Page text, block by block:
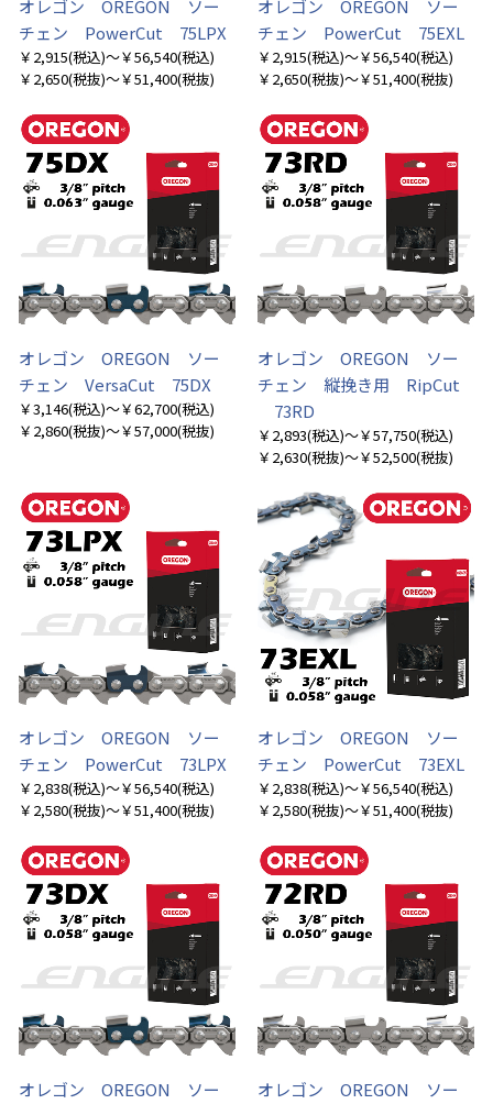
オレゴン OREGON ソー
チェン PowerCut 75LPX
￥2,915(税込)～￥56,540(税込)
￥2,650(税抜)～￥51,400(税抜)
オレゴン OREGON ソー
チェン PowerCut 75EXL
￥2,915(税込)～￥56,540(税込)
￥2,650(税抜)～￥51,400(税抜)
オレゴン OREGON ソー
チェン VersaCut 75DX
￥3,146(税込)～￥62,700(税込)
￥2,860(税抜)～￥57,000(税抜)
オレゴン OREGON ソー
チェン 縦挽き用 RipCut
73RD
￥2,893(税込)～￥57,750(税込)
￥2,630(税抜)～￥52,500(税抜)
オレゴン OREGON ソー
チェン PowerCut 73LPX
￥2,838(税込)～￥56,540(税込)
￥2,580(税抜)～￥51,400(税抜)
オレゴン OREGON ソー
チェン PowerCut 73EXL
￥2,838(税込)～￥56,540(税込)
￥2,580(税抜)～￥51,400(税抜)
オレゴン OREGON ソー オレゴン OREGON ソー